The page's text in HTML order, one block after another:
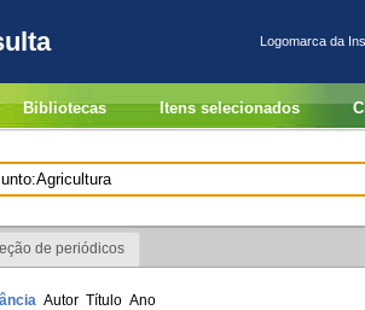
Logomarca da
Bibliotecas Itens selecionados
de periódicos
Autor Título Ano